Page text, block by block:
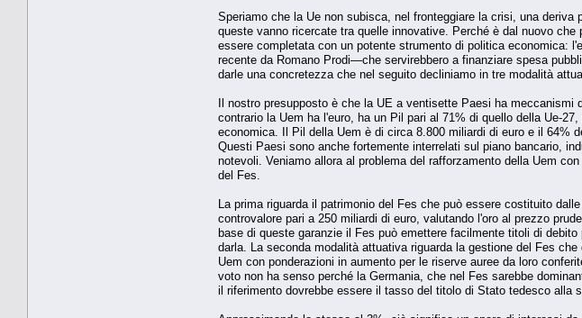
Speriamo che la Ue non subisca, nel fronteggiare la crisi, una
queste vanno ricercate tra quelle innovative. Perché è dal nuovo
essere completata con un potente strumento di politica economica:
recente da Romano Prodi—che servirebbero a finanziare spesa
darle una concretezza che nel seguito decliniamo in tre modalità
Il nostro presupposto è che la UE a ventisette Paesi ha
contrario la Uem ha l'euro, ha un Pil pari al 71% di quello della Ue-
economica. Il Pil della Uem è di circa 8.800 miliardi di euro e il 64%
Questi Paesi sono anche fortemente interrelati sul piano bancario,
notevoli. Veniamo allora al problema del rafforzamento della Uem
del Fes.
La prima riguarda il patrimonio del Fes che può essere costituito
controvalore pari a 250 miliardi di euro, valutando l'oro al prezzo
base di queste garanzie il Fes può emettere facilmente titoli di
darla. La seconda modalità attuativa riguarda la gestione del Fes
Uem con ponderazioni in aumento per le riserve auree da loro
voto non ha senso perché la Germania, che nel Fes sarebbe
il riferimento dovrebbe essere il tasso del titolo di Stato tedesco alla